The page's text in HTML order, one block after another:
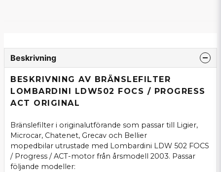
Beskrivning
BESKRIVNING AV BRÄNSLEFILTER
LOMBARDINI LDW502 FOCS / PROGRESS
ACT ORIGINAL
Bränslefilter i originalutförande som passar till Ligier,
Microcar, Chatenet, Grecav och Bellier
mopedbilar utrustade med Lombardini LDW 502 FOCS
/ Progress / ACT-motor från årsmodell 2003. Passar
följande modeller: